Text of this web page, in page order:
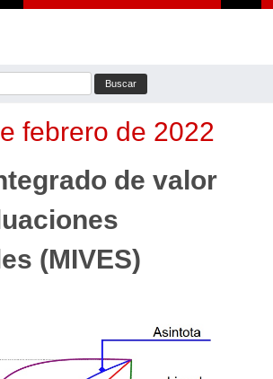
febrero de 2022
de valor
(MIVES)